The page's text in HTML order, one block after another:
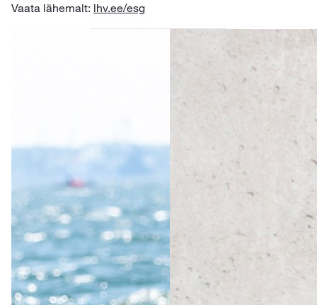
Vaata lähemalt: lhv.ee/esg